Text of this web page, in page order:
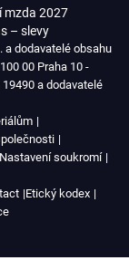
a dodavatelé obsahu
00 Praha 10 -
a dodavatelé
Nastavení soukromí
Etický kodex
mzda 2027
– slevy